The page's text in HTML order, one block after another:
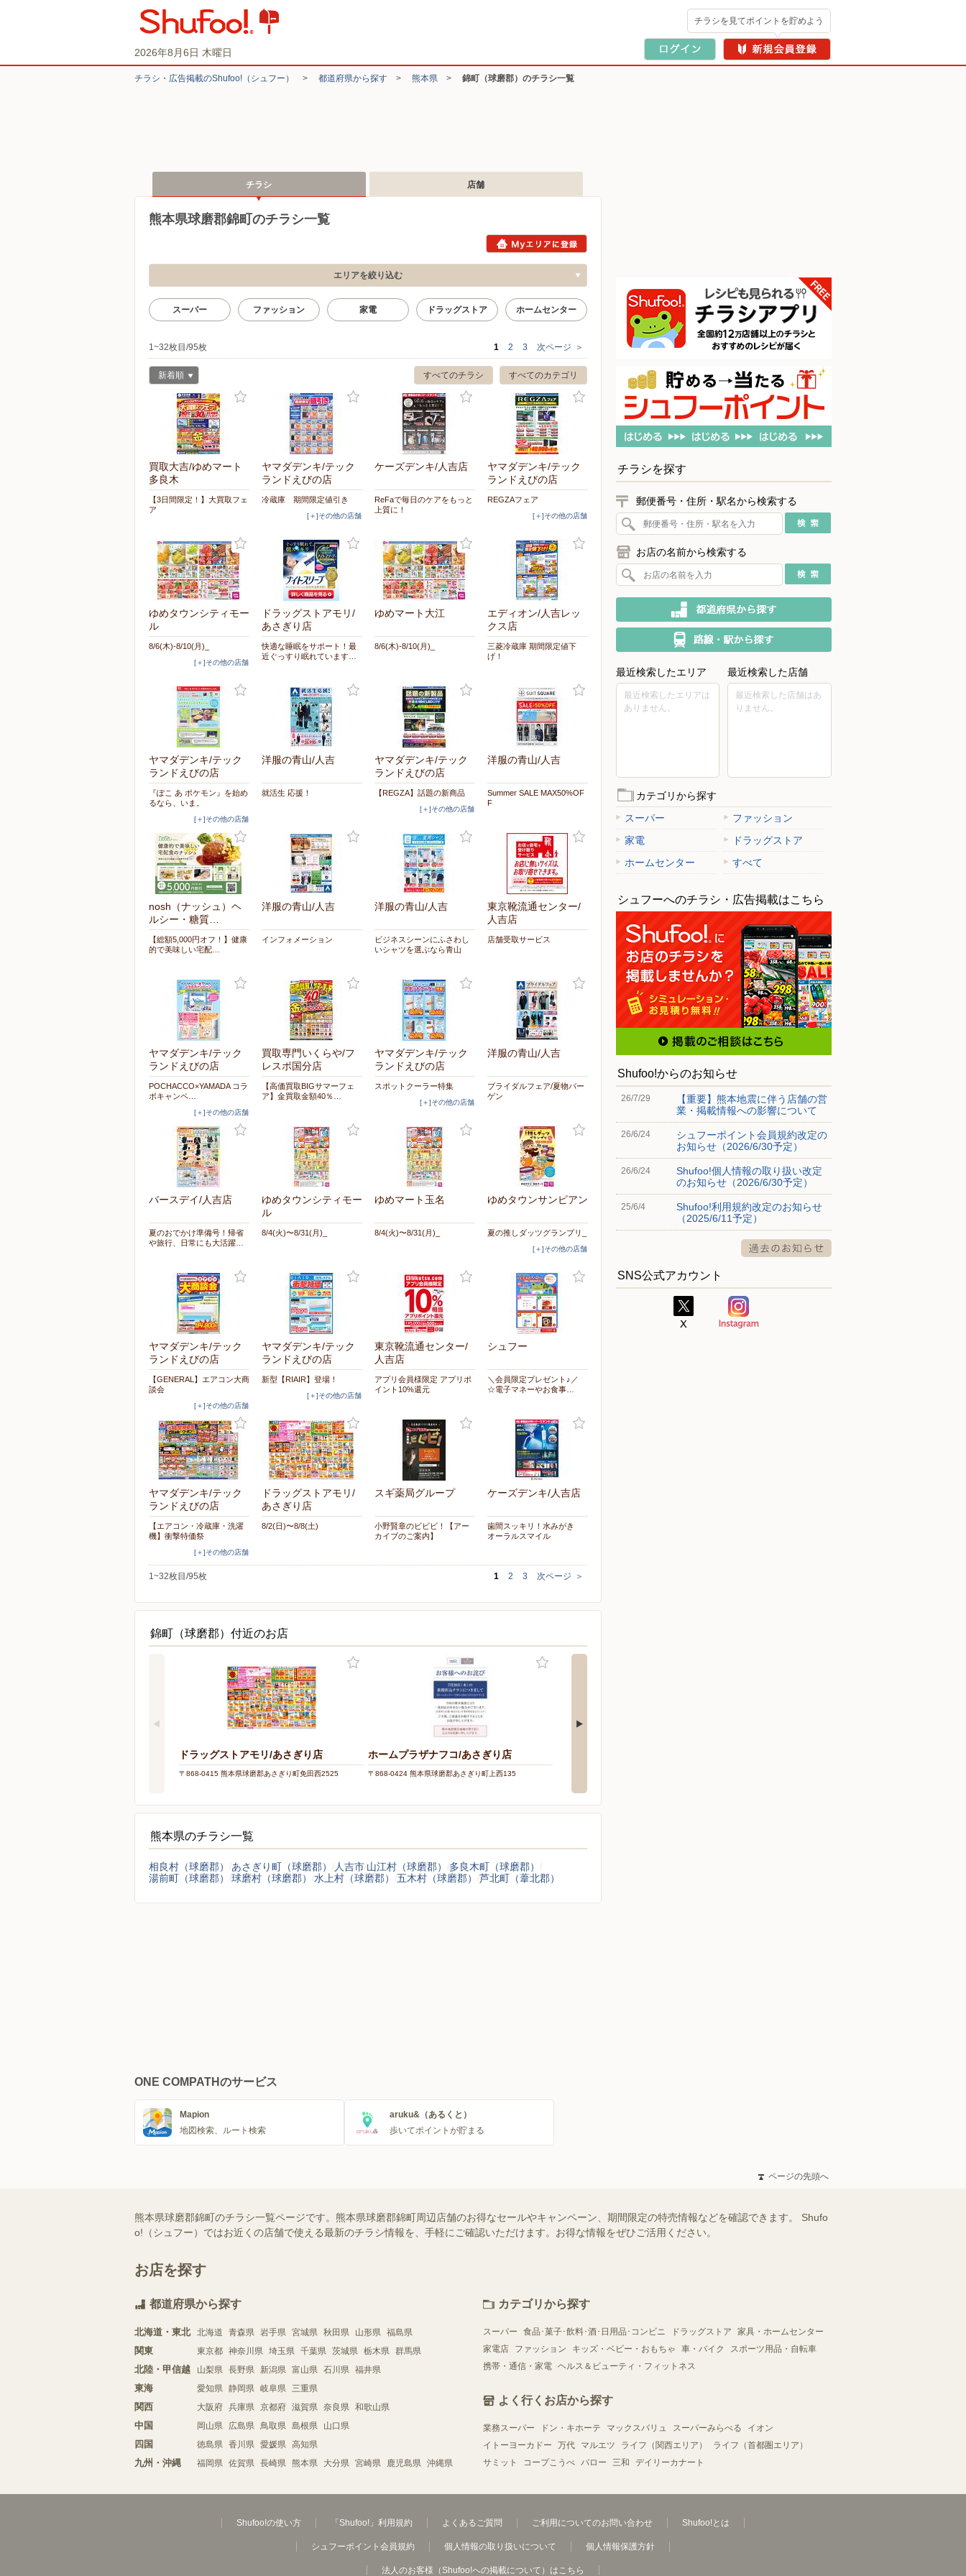
2026年8月6日 木曜日
チラシを見てポイントを貯めよう
チラシ・​広告掲載の​Shufoo!​（シュフー） > 都道府県から探す > 熊本県 > 錦町（球磨郡）のチラシ一覧
チラシ 店舗
熊本県球磨郡錦町のチラシ一覧
エリアを絞り込む
スーパー ファッション 家電 ドラッグストア ホームセンター
1~32枚目/95枚 1 2 3 次ページ ＞
すべてのカテゴリ
すべてのチラシ
新着順
買取大吉/ゆめマート
多良木
【3日間限定！】大買取フェ
ア
ヤマダデンキ/テック
ランドえびの店
冷蔵庫 期間限定値引き
[＋]その他の店舗
ケーズデンキ/人吉店
ReFaで毎日のケアをもっと
上質に！
ヤマダデンキ/テック
ランドえびの店
REGZAフェア
[＋]その他の店舗
ゆめタウンシティモー
ル
8/6(木)-8/10(月)_
[＋]その他の店舗
ドラッグストアモリ/
あさぎり店
快適な睡眠をサポート！最
近ぐっすり眠れています…
ゆめマート大江
8/6(木)-8/10(月)_
エディオン/人吉レッ
クス店
三菱冷蔵庫 期間限定値下
げ！
ヤマダデンキ/テック
ランドえびの店
『ぽこ あ ポケモン』を始め
るなら、いま。
[＋]その他の店舗
洋服の青山/人吉
就活生 応援！
ヤマダデンキ/テック
ランドえびの店
【REGZA】話題の新商品
[＋]その他の店舗
洋服の青山/人吉
Summer SALE MAX50%OF
F
nosh（ナッシュ）ヘ
ルシー・糖質…
【総額5,000円オフ！】健康
的で美味しい宅配…
洋服の青山/人吉
インフォメーション
洋服の青山/人吉
ビジネスシーンにふさわし
いシャツを選ぶなら青山
東京靴流通センター/
人吉店
店舗受取サービス
ヤマダデンキ/テック
ランドえびの店
POCHACCO×YAMADA コラ
ボキャンペ…
[＋]その他の店舗
買取専門いくらや/フ
レスポ国分店
【高価買取BIGサマーフェ
ア】金買取金額40％…
ヤマダデンキ/テック
ランドえびの店
スポットクーラー特集
[＋]その他の店舗
洋服の青山/人吉
ブライダルフェア/夏物バー
ゲン
バースデイ/人吉店
夏のおでかけ準備号！帰省
や旅行、日常にも大活躍…
ゆめタウンシティモー
ル
8/4(火)〜8/31(月)_
ゆめマート玉名
8/4(火)〜8/31(月)_
ゆめタウンサンピアン
夏の推しダッツグランプリ_
[＋]その他の店舗
ヤマダデンキ/テック
ランドえびの店
【GENERAL】エアコン大商
談会
[＋]その他の店舗
ヤマダデンキ/テック
ランドえびの店
新型【RIAIR】登場！
[＋]その他の店舗
東京靴流通センター/
人吉店
アプリ会員様限定 アプリポ
イント10%還元
シュフー
＼会員限定プレゼント♪／
☆電子マネーやお食事…
ヤマダデンキ/テック
ランドえびの店
【エアコン・冷蔵庫・洗濯
機】衝撃特価祭
[＋]その他の店舗
ドラッグストアモリ/
あさぎり店
8/2(日)〜8/8(土)
スギ薬局グループ
小野賢章のビビビ！【アー
カイブのご案内】
ケーズデンキ/人吉店
歯間スッキリ！水みがき
オーラルスマイル
1~32枚目/95枚 1 2 3 次ページ ＞
錦町（球磨郡）付近のお店
ドラッグストアモリ/あさぎり店
〒868-0415 熊本県球磨郡あさぎり町免田西2525
ホームプラザナフコ/あさぎり店
〒868-0424 熊本県球磨郡あさぎり町上西135
熊本県のチラシ一覧
相良村（球磨郡） あさぎり町（球磨郡） 人吉市 山江村（球磨郡）
多良木町（球磨郡）
湯前町（球磨郡）
球磨村（球磨郡） 水上村（球磨郡） 五木村（球磨郡） 芦北町（葦北郡）
チラシを探す
郵便番号・住所・駅名から検索する
お店の名前から検索する
最近検索したエリア
最近検索したエリアは
ありません。
最近検索した店舗
最近検索した店舗はあ
りません。
カテゴリから探す
スーパー
ファッション
家電
ドラッグストア
ホームセンター
すべて
シュフーへのチラシ・広告掲載はこちら
Shufoo!からのお知らせ
26/7/29
【重要】熊本地震に伴う店舗の営
業・掲載情報への影響について
26/6/24
シュフーポイント会員規約改定の
お知らせ（2026/6/30予定）
26/6/24
Shufoo!個人情報の取り扱い改定
のお知らせ（2026/6/30予定）
25/6/4
Shufoo!利用規約改定のお知らせ
（2025/6/11予定）
SNS公式アカウント
ONE COMPATHのサービス
Mapion
地図検索、ルート検索
aruku&（あるくと）
歩いてポイントが貯まる
ページの先頭へ
熊本県球磨郡錦町のチラシ一覧ページです。熊本県球磨郡錦町周辺店舗のお得なセールやキャンペーン、期間限定の特売情報などを確認できます。 Shufo
o!（シュフー）ではお近くの店舗で使える最新のチラシ情報を、手軽にご確認いただけます。お得な情報をぜひご活用ください。
お店を探す
都道府県から探す
北海道・東北 北海道 青森県 岩手県 宮城県 秋田県 山形県 福島県
関東 東京都 神奈川県 埼玉県 千葉県 茨城県 栃木県 群馬県
北陸・甲信越 山梨県 長野県 新潟県 富山県 石川県 福井県
東海 愛知県 静岡県 岐阜県 三重県
関西 大阪府 兵庫県 京都府 滋賀県 奈良県 和歌山県
中国 岡山県 広島県 鳥取県 島根県 山口県
四国 徳島県 香川県 愛媛県 高知県
九州・沖縄 福岡県 佐賀県 長崎県 熊本県 大分県 宮崎県 鹿児島県 沖縄県
カテゴリから探す
スーパー 食品･菓子･飲料･酒･日用品･コンビニ ドラッグストア
家具・ホームセンター
家電店
ファッション キッズ・ベビー・おもちゃ 車・バイク
スポーツ用品・自転車
携帯・通信・家電 ヘルス＆ビューティ・フィットネス
よく行くお店から探す
業務スーパー ドン・キホーテ マックスバリュ スーパーみらべる
イオン
イトーヨーカドー
万代 マルエツ ライフ（関西エリア）
ライフ（首都圏エリア）
サミット
コープこうべ バロー 三和 デイリーカナート
Shufoo!の使い方 「Shufoo!」利用規約 よくあるご質問 ご利用についてのお問い合わせ Shufoo!とは
シュフーポイント会員規約 個人情報の取り扱いについて 個人情報保護方針
法人のお客様（Shufoo!への掲載について）はこちら